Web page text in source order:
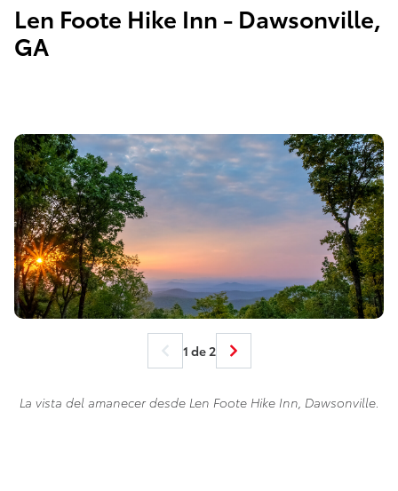
Len Foote Hike Inn - Dawsonville,
GA
1 de 2
La vista del amanecer desde Len Foote Hike Inn, Dawsonville.